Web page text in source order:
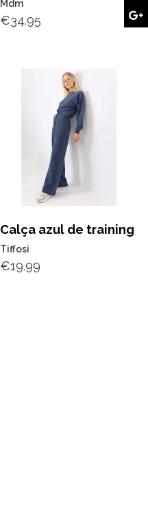
Mdm
€34.95
Calça azul de training
Tiffosi
€19.99